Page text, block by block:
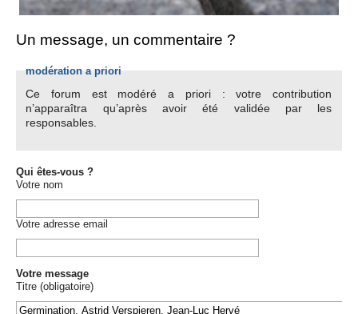
Un message, un commentaire ?
modération a priori
Ce forum est modéré a priori : votre contribution
n’apparaîtra qu’après avoir été validée par les
responsables.
Qui êtes-vous ?
Votre nom
Votre adresse email
Votre message
Titre (obligatoire)